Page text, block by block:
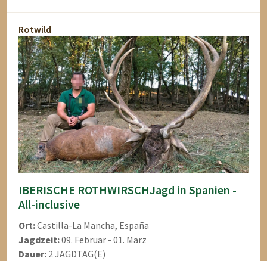
Rotwild
IBERISCHE ROTHWIRSCHJagd in Spanien -
All-inclusive
Ort:Castilla-La Mancha, España
Jagdzeit:09. Februar - 01. März
Dauer: 2 JAGDTAG(E)